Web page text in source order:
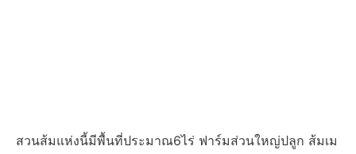
สวนส้มแห่งนี้มีพื้นที่ประมาณ6ไร่ ฟาร์มส่วนใหญ่ปลูก ส้มเม